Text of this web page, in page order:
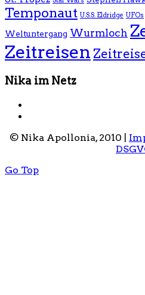
Temponaut U.S.S. Eldridge UFOs
Weltuntergang Wurmloch
Zeitreisen
Nika im Netz
© Nika Apollonia, 2010 |
Go Top